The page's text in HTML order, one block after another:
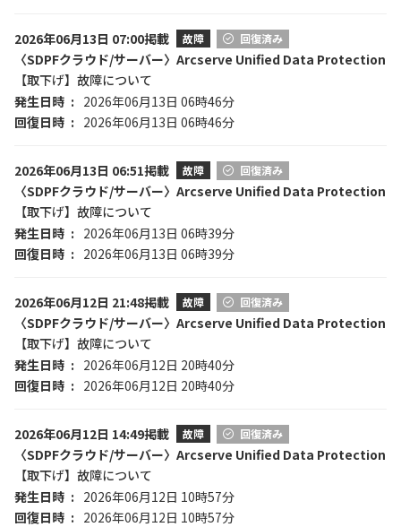
2026年06月13日 07:00掲載 故障 回復済み
〈SDPFクラウド/サーバー〉Arcserve Unified Data Protection
【取下げ】故障について
発生日時
2026年06月13日 06時46分
回復日時
2026年06月13日 06時46分
2026年06月13日 06:51掲載 故障 回復済み
〈SDPFクラウド/サーバー〉Arcserve Unified Data Protection
【取下げ】故障について
発生日時
2026年06月13日 06時39分
回復日時
2026年06月13日 06時39分
2026年06月12日 21:48掲載 故障 回復済み
〈SDPFクラウド/サーバー〉Arcserve Unified Data Protection
【取下げ】故障について
発生日時
2026年06月12日 20時40分
回復日時
2026年06月12日 20時40分
2026年06月12日 14:49掲載 故障 回復済み
〈SDPFクラウド/サーバー〉Arcserve Unified Data Protection
【取下げ】故障について
発生日時
2026年06月12日 10時57分
回復日時
2026年06月12日 10時57分